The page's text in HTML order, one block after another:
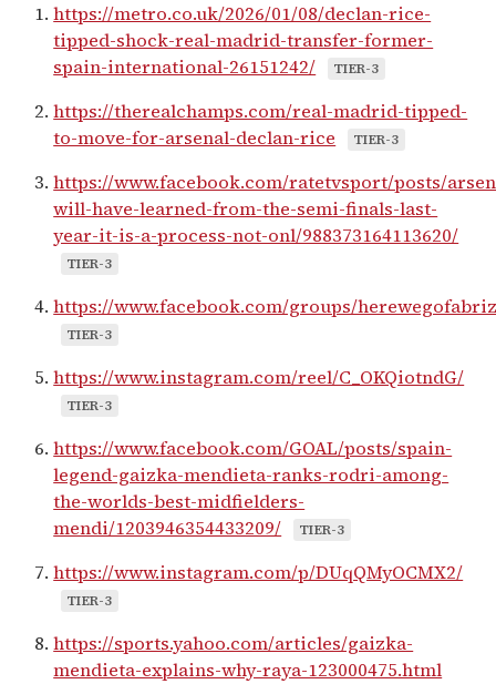
https://metro.co.uk/2026/01/08/declan-rice-
tipped-shock-real-madrid-transfer-former-
spain-international-26151242/
TIER-3
https://therealchamps.com/real-madrid-tipped-
to-move-for-arsenal-declan-rice
TIER-3
https://www.facebook.com/ratetvsport/posts/
will-have-learned-from-the-semi-finals-last-
year-it-is-a-process-not-onl/988373164113620/
TIER-3
https://www.facebook.com/groups/
TIER-3
https://www.instagram.com/reel/C_OKQiotndG/
TIER-3
https://www.facebook.com/GOAL/posts/spain-
legend-gaizka-mendieta-ranks-rodri-among-
the-worlds-best-midfielders-
mendi/1203946354433209/
TIER-3
https://www.instagram.com/p/DUqQMyOCMX2/
TIER-3
https://sports.yahoo.com/articles/gaizka-
mendieta-explains-why-raya-123000475.html